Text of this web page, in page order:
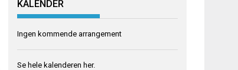
KALENDER
Ingen kommende arrangement
Se hele kalenderen her.